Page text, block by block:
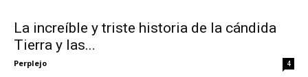
La increíble y triste historia de la cándida
Tierra y las...
Perplejo 4